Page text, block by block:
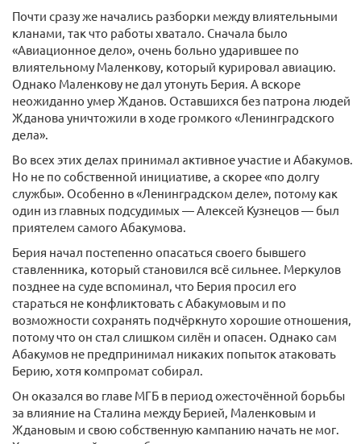
Почти сразу же начались разборки между влиятельными
кланами, так что работы хватало. Сначала было
«Авиационное дело», очень больно ударившее по
влиятельному Маленкову, который курировал авиацию.
Однако Маленкову не дал утонуть Берия. А вскоре
неожиданно умер Жданов. Оставшихся без патрона людей
Жданова уничтожили в ходе громкого «Ленинградского
дела».
Во всех этих делах принимал активное участие и Абакумов.
Но не по собственной инициативе, а скорее «по долгу
службы». Особенно в «Ленинградском деле», потому как
один из главных подсудимых — Алексей Кузнецов — был
приятелем самого Абакумова.
Берия начал постепенно опасаться своего бывшего
ставленника, который становился всё сильнее. Меркулов
позднее на суде вспоминал, что Берия просил его
стараться не конфликтовать с Абакумовым и по
возможности сохранять подчёркнуто хорошие отношения,
потому что он стал слишком силён и опасен. Однако сам
Абакумов не предпринимал никаких попыток атаковать
Берию, хотя компромат собирал.
Он оказался во главе МГБ в период ожесточённой борьбы
за влияние на Сталина между Берией, Маленковым и
Ждановым и свою собственную кампанию начать не мог.